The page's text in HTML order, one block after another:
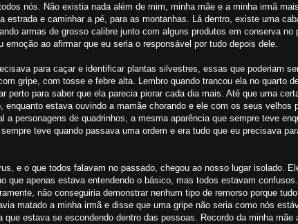
nós. Não existia nada além de mim, minha mãe e a minha irmã
e caminhar a pé, para as montanhas. Lá dentro, existe uma
armas de grosso calibre junto com alguns produtos em conserva no
ao afirmar que eu seria o responsável por tudo depois dele.
para caçar e identificar plantas silvestres, essas que poderiam
gripe, com tosse e febre alta. Lembro quando trancou ela no quarto
para saber que ela parecia piorar cada dia mais. Até que uma
estava ouvindo a mamãe chorando e ele com os seus velhos
personagens de quadrinhos, a mesma aparência que sempre teve
teve quando passava uma ordem e era tudo que eu precisava
e o que todos falavam no passado, chegou ao nosso lugar isolado.
que apenas estava entendendo o básico, mas todos estavam
não conseguiria demonstrar nenhum tipo de remorso porque
matado a minha irmã e disse que uma gripe não seria como nós
estava se escondendo dentro das pessoas. Recordo da minha mãe